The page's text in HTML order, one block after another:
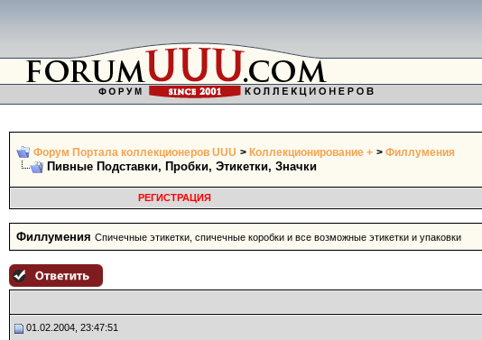
Форум Портала коллекционеров UUU > Коллекционирование + > Филлумения
Пивные Подставки, Пробки, Этикетки, Значки
РЕГИСТРАЦИЯ
Филлумения Спичечные этикетки, спичечные коробки и все возможные этикетки и упаковки
01.02.2004, 23:47:51